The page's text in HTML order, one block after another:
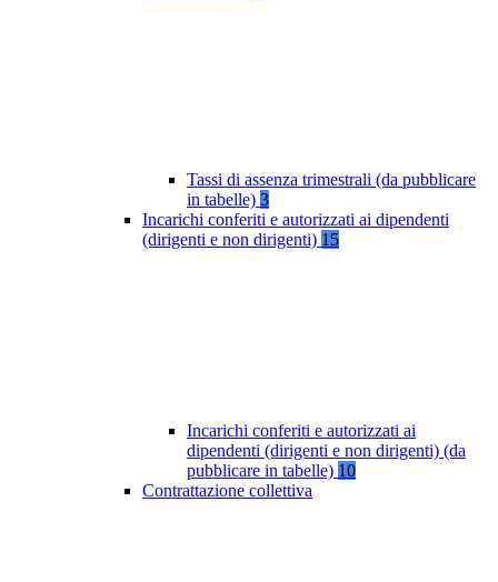
Tassi di assenza trimestrali (da pubblicare
in tabelle) 3
Incarichi conferiti e autorizzati ai dipendenti
(dirigenti e non dirigenti) 15
Incarichi conferiti e autorizzati ai
dipendenti (dirigenti e non dirigenti) (da
pubblicare in tabelle) 10
Contrattazione collettiva